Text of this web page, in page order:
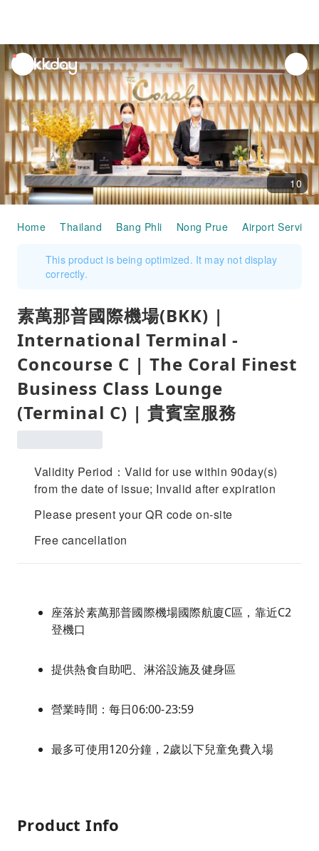
unread
notifications
10
Home Thailand Bang Phli Nong Prue Airport Services
This product is being optimized. It may not display
correctly.
素萬那普國際機場(BKK) |
International Terminal -
Concourse C | The Coral Finest
Business Class Lounge
(Terminal C) | 貴賓室服務
Validity Period：Valid for use within 90day(s)
from the date of issue; Invalid after expiration
Please present your QR code on-site
Free cancellation
座落於素萬那普國際機場國際航廈C區，靠近C2
登機口
提供熱食自助吧、淋浴設施及健身區
營業時間：每日06:00-23:59
最多可使用120分鐘，2歲以下兒童免費入場
Product Info